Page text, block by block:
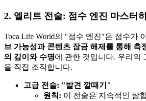
2. 엘리트 전술: 점수 엔진 마스터하
Toca Life World의 "점수 엔진"은 점수가
브 가능성과 콘텐츠 잠금 해제를 통해 측
의 깊이와 수명에 관한 것입니다. 우리의
을 직접 조작합니다.
고급 전술: "발견 깔때기"
원칙: 이 전술은 지속적인 탐